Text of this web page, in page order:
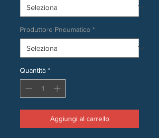
Produttore Pneumatico *
Quantità *
Aggiungi al carrello